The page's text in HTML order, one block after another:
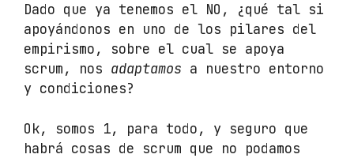
Dado que ya tenemos el NO, ¿qué tal si
apoyándonos en uno de los pilares del
empirismo, sobre el cual se apoya
scrum, nos adaptamos a nuestro entorno
y condiciones?
Ok, somos 1, para todo, y seguro que
habrá cosas de scrum que no podamos